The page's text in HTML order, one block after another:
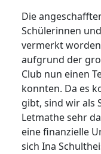
Die
Schülerinnen
vermerkt
aufgrund der
Club nun einen
konnten. Da es
gibt, sind wir als
Letmathe sehr
eine finanzielle
sich Ina